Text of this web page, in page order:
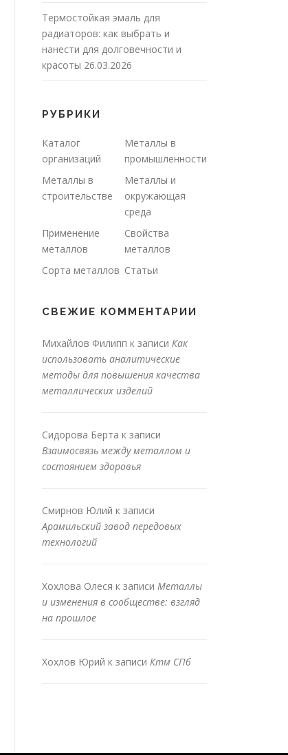
Термостойкая эмаль для
радиаторов: как выбрать и
нанести для долговечности и
красоты 26.03.2026
РУБРИКИ
Каталог
организаций
Металлы в
промышленности
Металлы в
строительстве
Металлы и
окружающая
среда
Применение
металлов
Свойства
металлов
Сорта металлов Статьи
СВЕЖИЕ КОММЕНТАРИИ
Михайлов Филипп к записи Как
использовать аналитические
методы для повышения качества
металлических изделий
Сидорова Берта к записи
Взаимосвязь между металлом и
состоянием здоровья
Смирнов Юлий к записи
Арамильский завод передовых
технологий
Хохлова Олеся к записи Металлы
и изменения в сообществе: взгляд
на прошлое
Хохлов Юрий к записи Ктм СПб